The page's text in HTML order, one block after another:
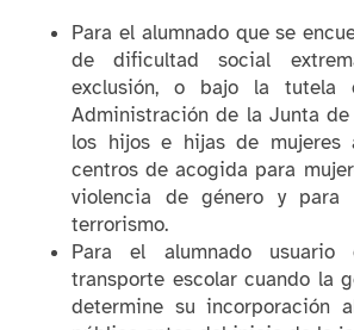
Para el alumnado que se
de dificultad social
exclusión, o bajo la tutela
Administración de la Junta
los hijos e hijas de mujeres
centros de acogida para
violencia de género y para
terrorismo.
Para el alumnado
transporte escolar cuando la
determine su incorporación